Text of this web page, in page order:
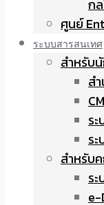
ก
ศูนย์
ระบบสารสนเทศ
สำหรับ
ส
ร
ร
สำหรับ
ร
e-